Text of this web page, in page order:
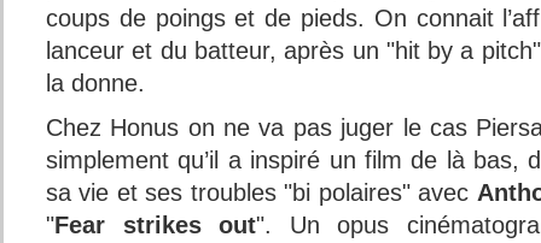
coups de poings et de pieds. On connait
lanceur et du batteur, après un "hit by a
la donne.
Chez Honus on ne va pas juger le cas
simplement qu’il a inspiré un film de là bas,
sa vie et ses troubles "bi polaires" avec
"Fear strikes out". Un opus